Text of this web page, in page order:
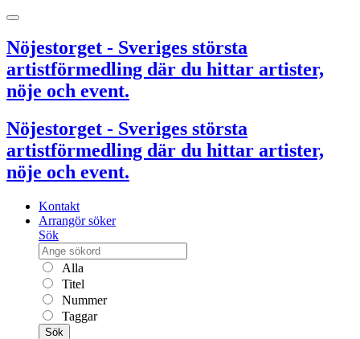
Nöjestorget - Sveriges största
artistförmedling där du hittar artister,
nöje och event.
Nöjestorget - Sveriges största
artistförmedling där du hittar artister,
nöje och event.
Kontakt
Arrangör söker
Sök
Alla
Titel
Nummer
Taggar
Sök